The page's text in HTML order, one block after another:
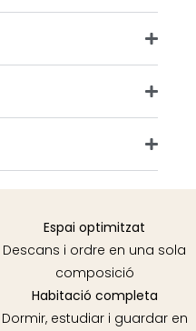
Espai optimitzat
Descans i ordre en una sola
composició
Habitació completa
Dormir, estudiar i guardar en